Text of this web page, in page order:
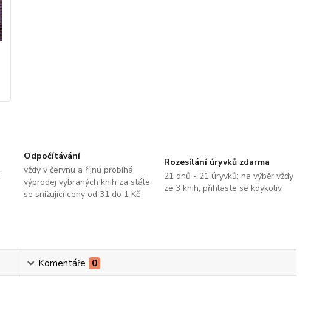
Odpočítávání
vždy v červnu a říjnu probíhá
výprodej vybraných knih za stále
se snižující ceny od 31 do 1 Kč
Rozesílání úryvků zdarma
21 dnů - 21 úryvků; na výběr vždy
ze 3 knih; přihlaste se kdykoliv
Komentáře 0